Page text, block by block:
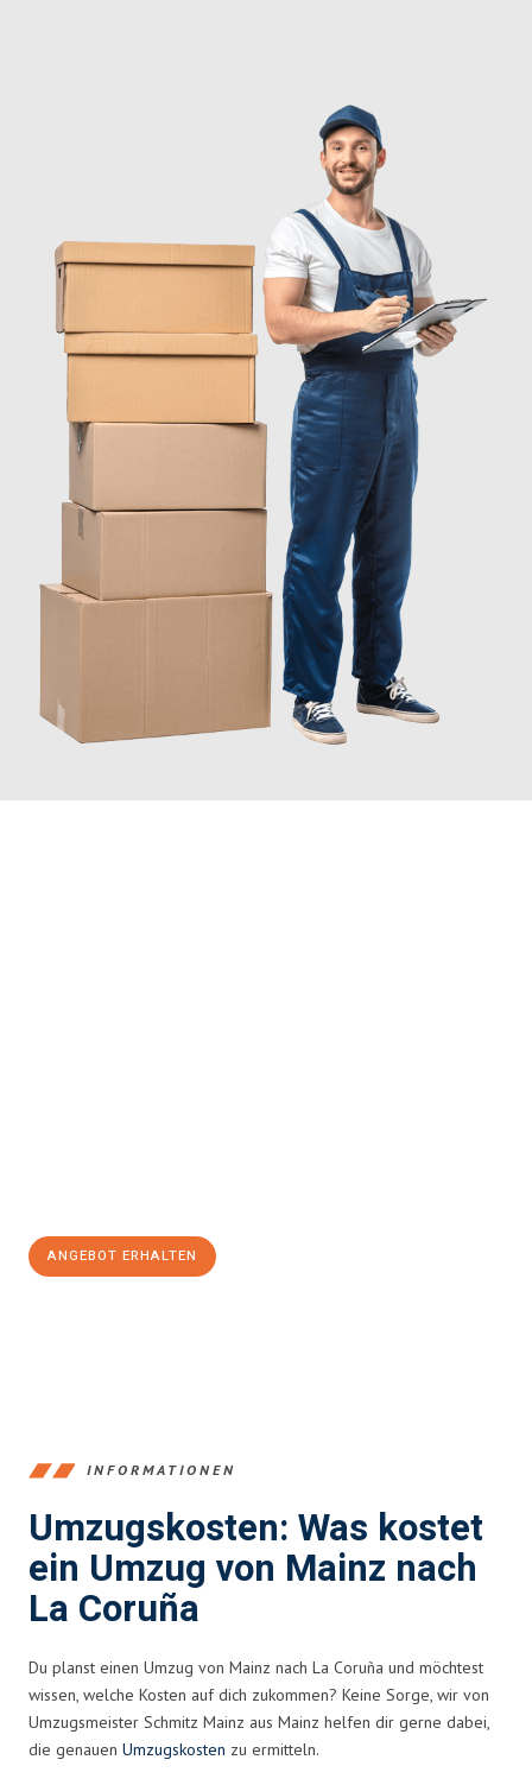
ANGEBOT ERHALTEN
INFORMATIONEN
Umzugskosten: Was kostet
ein Umzug von Mainz nach
La Coruña
Du planst einen Umzug von Mainz nach La Coruña und möchtest
wissen, welche Kosten auf dich zukommen? Keine Sorge, wir von
Umzugsmeister Schmitz Mainz aus Mainz helfen dir gerne dabei,
die genauen Umzugskosten zu ermitteln.